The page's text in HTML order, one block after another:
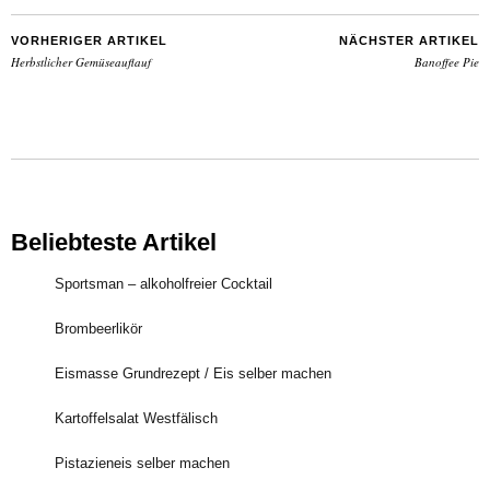
VORHERIGER ARTIKEL
Herbstlicher Gemüseauflauf
NÄCHSTER ARTIKEL
Banoffee Pie
Beliebteste Artikel
Sportsman – alkoholfreier Cocktail
Brombeerlikör
Eismasse Grundrezept / Eis selber machen
Kartoffelsalat Westfälisch
Pistazieneis selber machen